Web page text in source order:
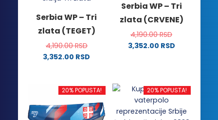
Serbia WP – Tri
zlata (TEGET)
4,190.00RSD
3,352.00 RSD
ima
varijanti.
Serbia WP – Tri
zlata (CRVENE)
4,190.00RSD
3,352.00 RSD
više
varijanti.
Opcije
20% POPUSTA! 20% POPUSTA!